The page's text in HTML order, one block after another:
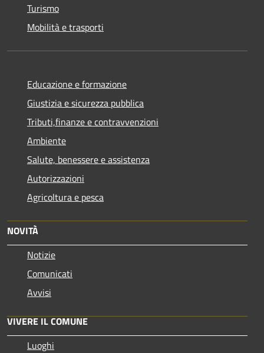
Turismo
Mobilità e trasporti
Educazione e formazione
Giustizia e sicurezza pubblica
Tributi,finanze e contravvenzioni
Ambiente
Salute, benessere e assistenza
Autorizzazioni
Agricoltura e pesca
NOVITÀ
Notizie
Comunicati
Avvisi
VIVERE IL COMUNE
Luoghi